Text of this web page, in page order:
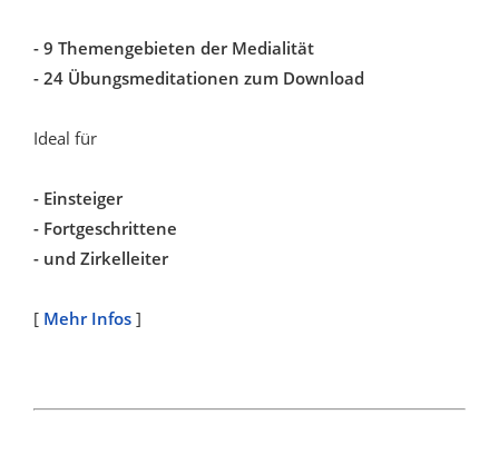
- 9 Themengebieten der Medialität
- 24 Übungsmeditationen zum Download
Ideal für
- Einsteiger
- Fortgeschrittene
- und Zirkelleiter
[ Mehr Infos ]